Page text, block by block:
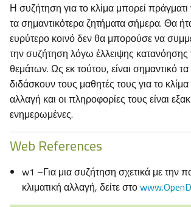
Η συζήτηση για το κλίμα μπορεί πράγματι
τα σημαντικότερα ζητήματα σήμερα. Θα
ευρύτερο κοινό δεν θα μπορούσε να
την συζήτηση λόγω έλλειψης
θεμάτων. Ως εκ τούτου, είναι σημαντικό
διδάσκουν τους μαθητές τους για το κλίμα
αλλαγή και οι πληροφορίες τους είναι
ενημερωμένες.
Web References
w1 –Για μια συζήτηση σχετικά με την
κλιματική αλλαγή, δείτε στο